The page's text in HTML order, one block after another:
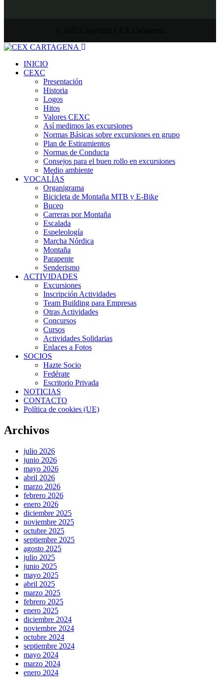
INICIO
CEXC
Presentación
Historia
Logos
Hitos
Valores CEXC
Así medimos las excursiones
Normas Básicas sobre excursiones en grupo
Plan de Estiramientos
Normas de Conducta
Consejos para el buen rollo en excursiones
Medio ambiente
VOCALÍAS
Organigrama
Bicicleta de Montaña MTB y E-Bike
Buceo
Carreras por Montaña
Escalada
Espeleología
Marcha Nórdica
Montaña
Parapente
Senderismo
ACTIVIDADES
Excursiones
Inscripción Actividades
Team Building para Empresas
Otras Actividades
Concursos
Cursos
Actividades Solidarias
Enlaces a Fotos
SOCIOS
Hazte Socio
Fedérate
Escritorio Privada
NOTICIAS
CONTACTO
Política de cookies (UE)
Archivos
julio 2026
junio 2026
mayo 2026
abril 2026
marzo 2026
febrero 2026
enero 2026
diciembre 2025
noviembre 2025
octubre 2025
septiembre 2025
agosto 2025
julio 2025
junio 2025
mayo 2025
abril 2025
marzo 2025
febrero 2025
enero 2025
diciembre 2024
noviembre 2024
octubre 2024
septiembre 2024
mayo 2024
marzo 2024
enero 2024